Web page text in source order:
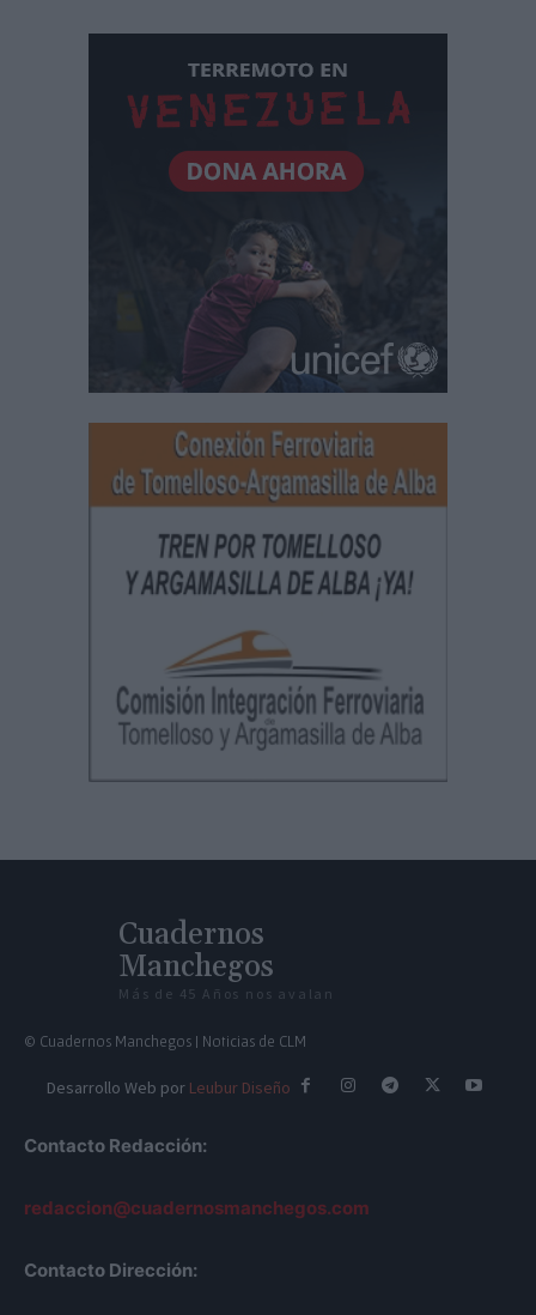
Cuadernos
Manchegos
Más de 45 Años nos avalan
© Cuadernos Manchegos | Noticias de CLM
Desarrollo Web por Leubur Diseño
Contacto Redacción:
redaccion@cuadernosmanchegos.com
Contacto Dirección: